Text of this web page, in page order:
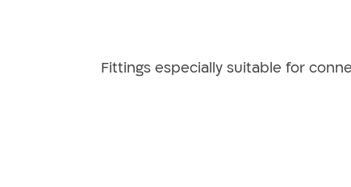
Fittings especially suitable for